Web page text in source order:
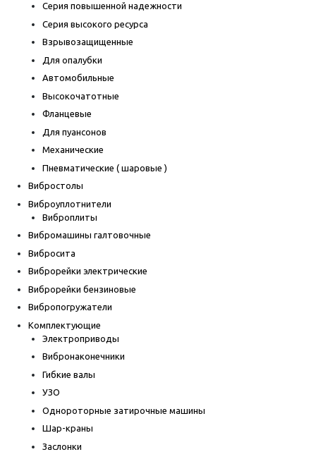
Серия повышенной надежности
Серия высокого ресурса
Взрывозащищенные
Для опалубки
Автомобильные
Высокочатотные
Фланцевые
Для пуансонов
Механические
Пневматические ( шаровые )
Вибростолы
Виброуплотнители
Виброплиты
Вибромашины галтовочные
Вибросита
Виброрейки электрические
Виброрейки бензиновые
Вибропогружатели
Комплектующие
Электроприводы
Вибронаконечники
Гибкие валы
УЗО
Однороторные затирочные машины
Шар-краны
Заслонки